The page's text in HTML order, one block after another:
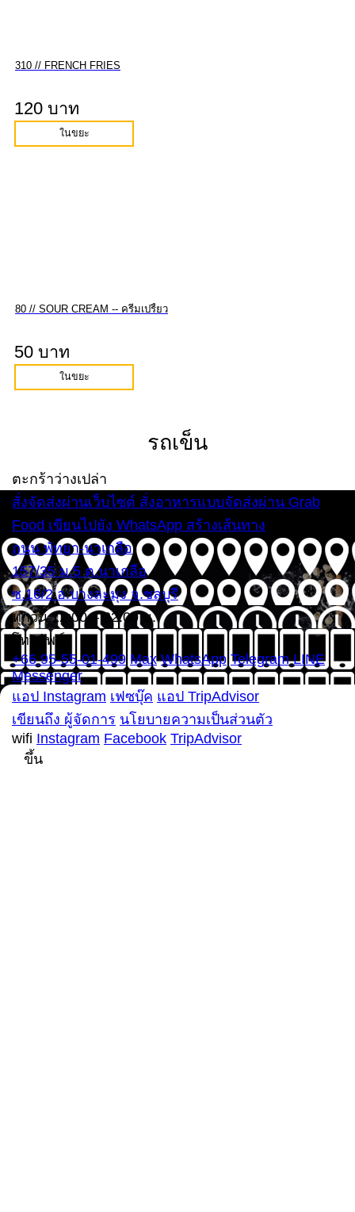
310 // FRENCH FRIES
120 บาท
ในขยะ
80 // SOUR CREAM -- ครีมเปรี้ยว
50 บาท
ในขยะ
รถเข็น
ตะกร้าว่างเปล่า
สั่งจัดส่งผ่านเว็บไซต์ สั่งอาหารแบบจัดส่งผ่าน Grab
Food เขียนไปยัง WhatsApp สร้างเส้นทาง
ถนน พัทยา-นาเกลือ
157/35 ม.5 ต.นาเกลือ
ซ.16/2 อ.บางละมุง จ.ชลบุรี
ทุกวัน 12:00 – 22:00 น.
โทรศัพท์
+66 95-55-01-499 Max WhatsApp Telegram LINE
Messenger
แอป Instagram เฟซบุ๊ค แอป TripAdvisor
เขียนถึง ผู้จัดการ นโยบายความเป็นส่วนตัว
wifi Instagram Facebook TripAdvisor
ขึ้น